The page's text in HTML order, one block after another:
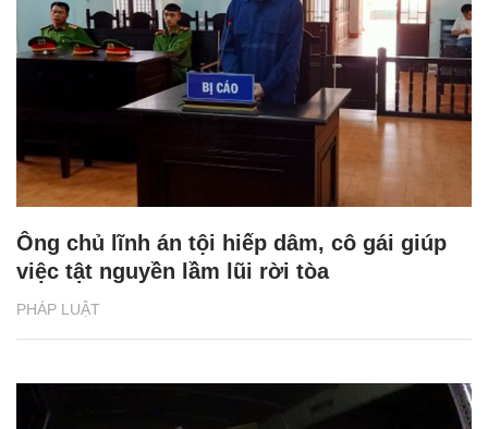
PHÁP LUẬT
Ông chủ lĩnh án tội hiếp dâm, cô gái giúp
việc tật nguyền lầm lũi rời tòa